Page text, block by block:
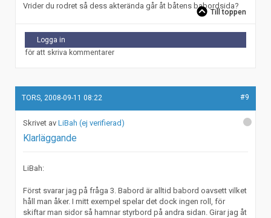
Vrider du rodret så dess akterända går åt båtens babordsida?
Till toppen
Logga in
för att skriva kommentarer
TORS, 2008-09-11 08:22 #9
LiBah (ej verifierad)
Klarläggande
LiBah:
Först svarar jag på fråga 3. Babord är alltid babord oavsett vilket
håll man åker. I mitt exempel spelar det dock ingen roll, för
skiftar man sidor så hamnar styrbord på andra sidan. Girar jag åt